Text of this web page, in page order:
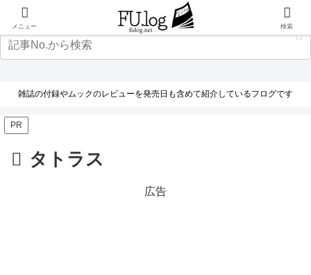
雑誌の付録やムックのレビューを発売日も含めて紹介しているフログです
PR
タトラス
広告
メニュー 検索